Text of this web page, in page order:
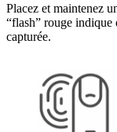
Placez et maintenez
“flash” rouge indique
capturée.